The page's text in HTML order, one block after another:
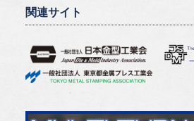
関連サイト